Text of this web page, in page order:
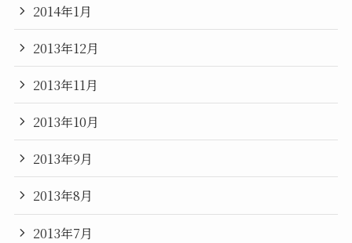
2014年1月
2013年12月
2013年11月
2013年10月
2013年9月
2013年8月
2013年7月